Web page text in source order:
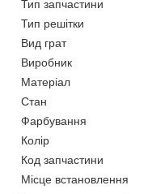
Тип запчастини
Тип решітки
Вид грат
Виробник
Матеріал
Стан
Фарбування
Колір
Код запчастини
Місце встановлення